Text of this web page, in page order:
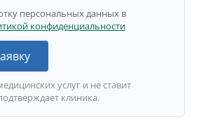
персональных данных в
конфиденциальности
услуг и не ставит
клиника.